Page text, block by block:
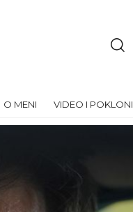
O MENI VIDEO I POKLONI